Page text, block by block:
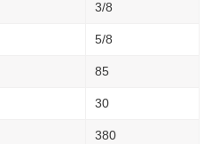
3/8
5/8
85
30
380